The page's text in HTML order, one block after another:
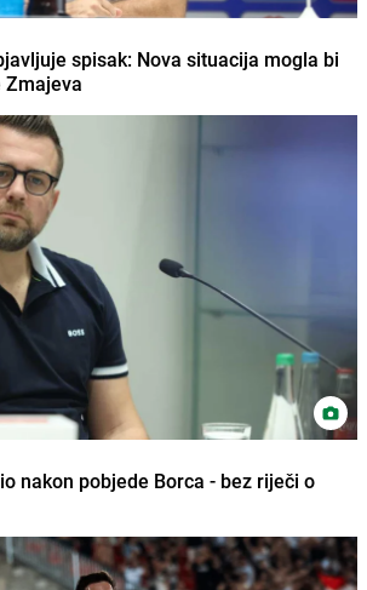
spisak: Nova situacija mogla bi
nakon pobjede Borca - bez riječi o